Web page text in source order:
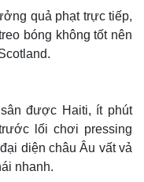
quả phạt trực tiếp,
bóng không tốt nên
được Haiti, ít phút
lối chơi pressing
diện châu Âu vất vả
nhanh.